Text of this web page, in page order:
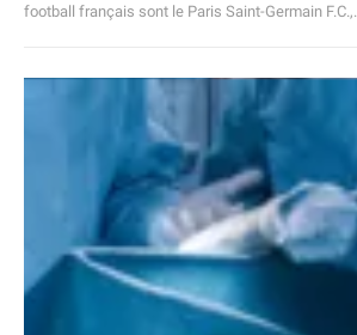
football français sont le Paris Saint-Germain F.C.,...